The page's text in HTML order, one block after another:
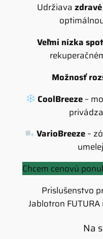
Udržiava
Veľmi nízka
Možnosť
CoolBreeze–
VarioBreeze–
Chcem cenovú
Prislušenstvo
Jablotron
Na